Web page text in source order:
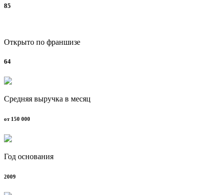
85
Открыто по франшизе
64
Средняя выручка в месяц
от 150 000
Год основания
2009